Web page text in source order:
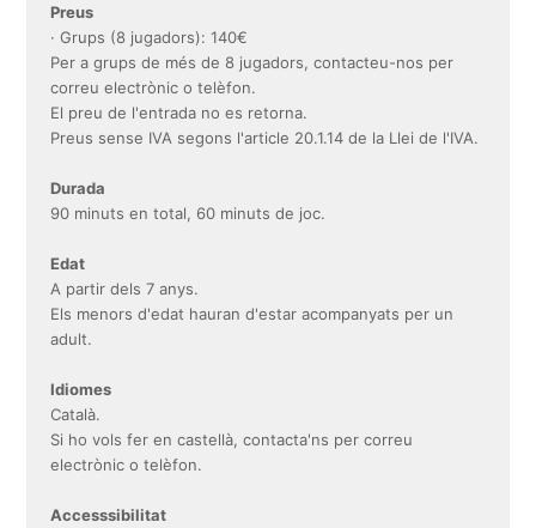
Preus
· Grups (8 jugadors): 140€
Per a grups de més de 8 jugadors, contacteu-nos per
correu electrònic o telèfon.
El preu de l'entrada no es retorna.
Preus sense IVA segons l'article 20.1.14 de la Llei de l'IVA.
Durada
90 minuts en total, 60 minuts de joc.
Edat
A partir dels 7 anys.
Els menors d'edat hauran d'estar acompanyats per un
adult.
Idiomes
Català.
Si ho vols fer en castellà, contacta'ns per correu
electrònic o telèfon.
Accesssibilitat